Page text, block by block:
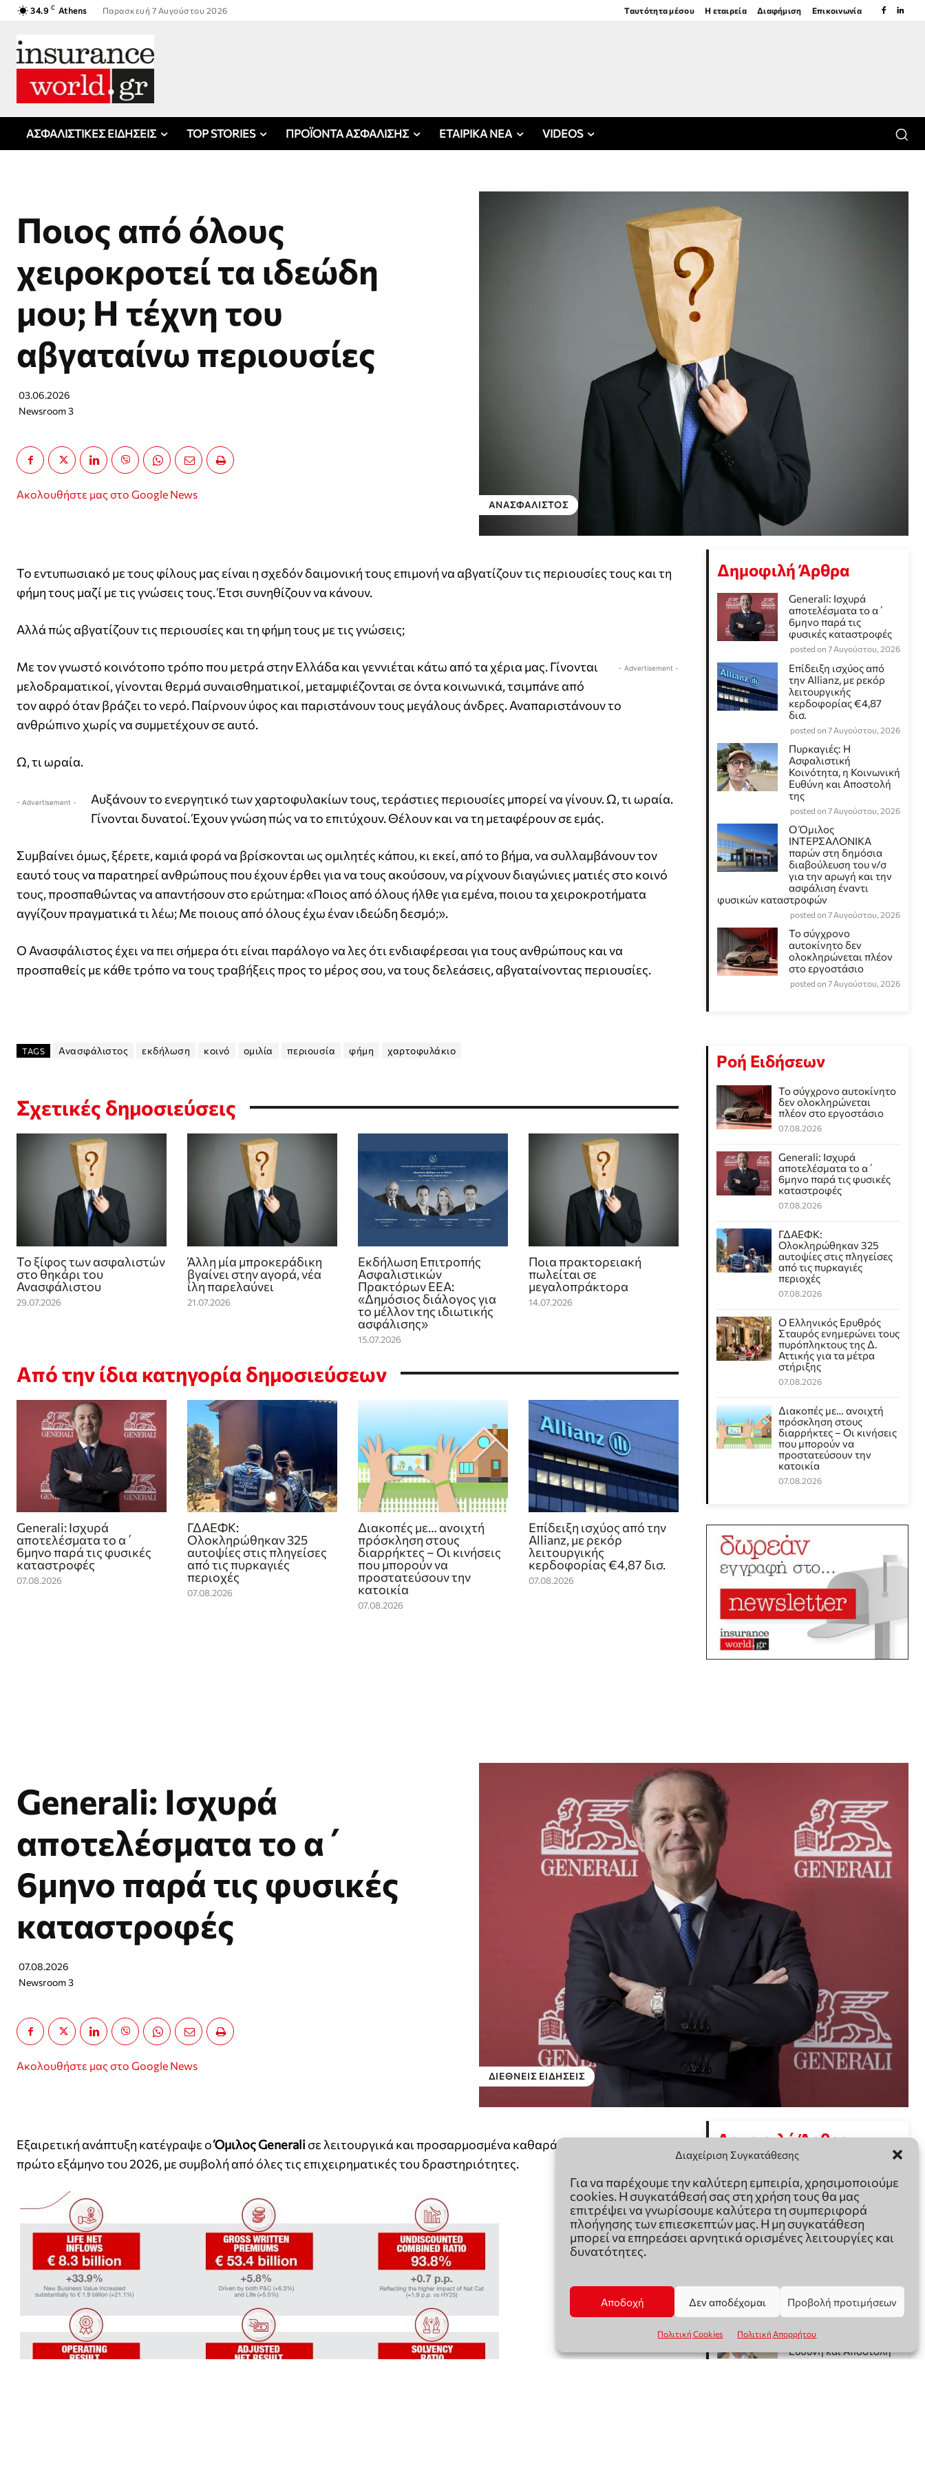
Διαχείριση Συγκατάθεσης
Για να παρέχουμε την καλύτερη εμπειρία, χρησιμοποιούμε
cookies. Η συγκατάθεσή σας στη χρήση τους θα μας
επιτρέψει να γνωρίσουμε καλύτερα τη συμπεριφορά
πλοήγησης των επιεσκεπτών μας. Η μη συγκατάθεση
μπορεί να επηρεάσει αρνητικά ορισμένες λειτουργίες και
δυνατότητες.
Αποδοχή Δεν αποδέχομαι Προβολή προτιμήσεων
Πολιτική Cookies Πολιτική Απορρήτου
34.9 C Athens Παρασκευή 7 Αυγούστου 2026 Ταυτότητα μέσου Η εταιρεία Διαφήμιση Επικοινωνία
ΑΣΦΑΛΙΣΤΙΚΕΣ ΕΙΔΗΣΕΙΣ TOP STORIES ΠΡΟΪΟΝΤΑ ΑΣΦΑΛΙΣΗΣ ΕΤΑΙΡΙΚΑ ΝΕΑ VIDEOS
Ποιος από όλους
χειροκροτεί τα ιδεώδη
μου; Η τέχνη του
αβγαταίνω περιουσίες
03.06.2026
Newsroom 3
Ακολουθήστε μας στο Google News
ΑΝΑΣΦΆΛΙΣΤΟΣ
Το εντυπωσιακό με τους φίλους μας είναι η σχεδόν δαιμονική τους επιμονή να αβγατίζουν τις περιουσίες τους και τη
φήμη τους μαζί με τις γνώσεις τους. Έτσι συνηθίζουν να κάνουν.
Αλλά πώς αβγατίζουν τις περιουσίες και τη φήμη τους με τις γνώσεις;
- Advertisement -
Με τον γνωστό κοινότοπο τρόπο που μετρά στην Ελλάδα και γεννιέται κάτω από τα χέρια μας. Γίνονται
μελοδραματικοί, γίνονται θερμά συναισθηματικοί, μεταμφιέζονται σε όντα κοινωνικά, τσιμπάνε από
τον αφρό όταν βράζει το νερό. Παίρνουν ύφος και παριστάνουν τους μεγάλους άνδρες. Αναπαριστάνουν το
ανθρώπινο χωρίς να συμμετέχουν σε αυτό.
Ω, τι ωραία.
- Advertisement -
Αυξάνουν το ενεργητικό των χαρτοφυλακίων τους, τεράστιες περιουσίες μπορεί να γίνουν. Ω, τι ωραία.
Γίνονται δυνατοί. Έχουν γνώση πώς να το επιτύχουν. Θέλουν και να τη μεταφέρουν σε εμάς.
Συμβαίνει όμως, ξέρετε, καμιά φορά να βρίσκονται ως ομιλητές κάπου, κι εκεί, από το βήμα, να συλλαμβάνουν τον
εαυτό τους να παρατηρεί ανθρώπους που έχουν έρθει για να τους ακούσουν, να ρίχνουν διαγώνιες ματιές στο κοινό
τους, προσπαθώντας να απαντήσουν στο ερώτημα: «Ποιος από όλους ήλθε για εμένα, ποιου τα χειροκροτήματα
αγγίζουν πραγματικά τι λέω; Με ποιους από όλους έχω έναν ιδεώδη δεσμό;».
Ο Ανασφάλιστος έχει να πει σήμερα ότι είναι παράλογο να λες ότι ενδιαφέρεσαι για τους ανθρώπους και να
προσπαθείς με κάθε τρόπο να τους τραβήξεις προς το μέρος σου, να τους δελεάσεις, αβγαταίνοντας περιουσίες.
TAGS Ανασφάλιστος εκδήλωση κοινό ομιλία περιουσία φήμη χαρτοφυλάκιο
Σχετικές δημοσιεύσεις
Το ξίφος των ασφαλιστών
στο θηκάρι του
Ανασφάλιστου
29.07.2026
Άλλη μία μπροκεράδικη
βγαίνει στην αγορά, νέα
ίλη παρελαύνει
21.07.2026
Εκδήλωση Επιτροπής
Ασφαλιστικών
Πρακτόρων ΕΕΑ:
«Δημόσιος διάλογος για
το μέλλον της ιδιωτικής
ασφάλισης»
15.07.2026
Ποια πρακτορειακή
πωλείται σε
μεγαλoπράκτορα
14.07.2026
Από την ίδια κατηγορία δημοσιεύσεων
Generali: Ισχυρά
αποτελέσματα το α΄
6μηνο παρά τις φυσικές
καταστροφές
07.08.2026
ΓΔΑΕΦΚ:
Ολοκληρώθηκαν 325
αυτοψίες στις πληγείσες
από τις πυρκαγιές
περιοχές
07.08.2026
Διακοπές με… ανοιχτή
πρόσκληση στους
διαρρήκτες – Οι κινήσεις
που μπορούν να
προστατεύσουν την
κατοικία
07.08.2026
Επίδειξη ισχύος από την
Allianz, με ρεκόρ
λειτουργικής
κερδοφορίας €4,87 δισ.
07.08.2026
Δημοφιλή Άρθρα
Generali: Ισχυρά
αποτελέσματα το α΄
6μηνο παρά τις
φυσικές καταστροφές
posted on 7 Αυγούστου, 2026
Επίδειξη ισχύος από
την Allianz, με ρεκόρ
λειτουργικής
κερδοφορίας €4,87
δισ.
posted on 7 Αυγούστου, 2026
Πυρκαγιές: Η
Ασφαλιστική
Κοινότητα, η Κοινωνική
Ευθύνη και Αποστολή
της
posted on 7 Αυγούστου, 2026
Ο Όμιλος
ΙΝΤΕΡΣΑΛΟΝΙΚΑ
παρών στη δημόσια
διαβούλευση του ν/σ
για την αρωγή και την
ασφάλιση έναντι
φυσικών καταστροφών
posted on 7 Αυγούστου, 2026
Το σύγχρονο
αυτοκίνητο δεν
ολοκληρώνεται πλέον
στο εργοστάσιο
posted on 7 Αυγούστου, 2026
Ροή Ειδήσεων
Το σύγχρονο αυτοκίνητο
δεν ολοκληρώνεται
πλέον στο εργοστάσιο
07.08.2026
Generali: Ισχυρά
αποτελέσματα το α΄
6μηνο παρά τις φυσικές
καταστροφές
07.08.2026
ΓΔΑΕΦΚ:
Ολοκληρώθηκαν 325
αυτοψίες στις πληγείσες
από τις πυρκαγιές
περιοχές
07.08.2026
Ο Ελληνικός Ερυθρός
Σταυρός ενημερώνει τους
πυρόπληκτους της Δ.
Αττικής για τα μέτρα
στήριξης
07.08.2026
Διακοπές με… ανοιχτή
πρόσκληση στους
διαρρήκτες – Οι κινήσεις
που μπορούν να
προστατεύσουν την
κατοικία
07.08.2026